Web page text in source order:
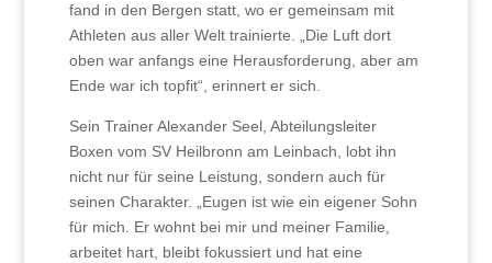
fand in den Bergen statt, wo er gemeinsam mit
Athleten aus aller Welt trainierte. „Die Luft dort
oben war anfangs eine Herausforderung, aber am
Ende war ich topfit“, erinnert er sich.
Sein Trainer Alexander Seel, Abteilungsleiter
Boxen vom SV Heilbronn am Leinbach, lobt ihn
nicht nur für seine Leistung, sondern auch für
seinen Charakter. „Eugen ist wie ein eigener Sohn
für mich. Er wohnt bei mir und meiner Familie,
arbeitet hart, bleibt fokussiert und hat eine